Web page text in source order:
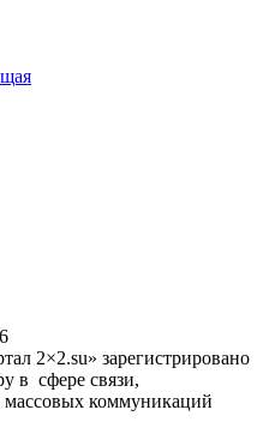
2×2.su» зарегистрировано
в сфере связи,
коммуникаций